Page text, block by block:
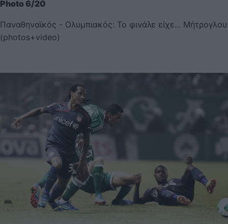
Photo 6/20
Παναθηναϊκός - Ολυμπιακός: Το φινάλε είχε... Μήτρογλου
(photos+video)